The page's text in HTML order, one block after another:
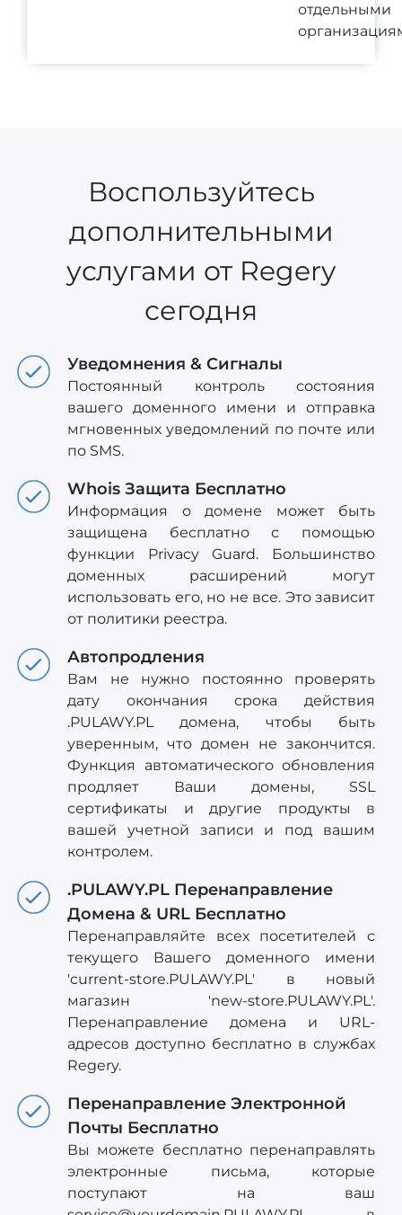
отдельными
Воспользуйтесь
дополнительными
услугами от Regery
сегодня
Уведомнения & Сигналы
Постоянный контроль состояния
вашего доменного имени и отправка
мгновенных уведомлений по почте или
по SMS.
Whois Защита Бесплатно
Информация о домене может быть
защищена бесплатно с помощью
функции Privacy Guard. Большинство
доменных расширений могут
использовать его, но не все. Это зависит
от политики реестра.
Автопродления
Вам не нужно постоянно проверять
дату окончания срока действия
.PULAWY.PL домена, чтобы быть
уверенным, что домен не закончится.
Функция автоматического обновления
продляет Ваши домены, SSL
сертификаты и другие продукты в
вашей учетной записи и под вашим
контролем.
.PULAWY.PL Перенаправление
Домена & URL Бесплатно
Перенаправляйте всех посетителей с
текущего Вашего доменного имени
'current-store.PULAWY.PL' в новый
магазин 'new-store.PULAWY.PL'.
Перенаправление домена и URL-
адресов доступно бесплатно в службах
Regery.
Перенаправление Электронной
Почты Бесплатно
Вы можете бесплатно перенаправлять
электронные письма, которые
поступают на ваш